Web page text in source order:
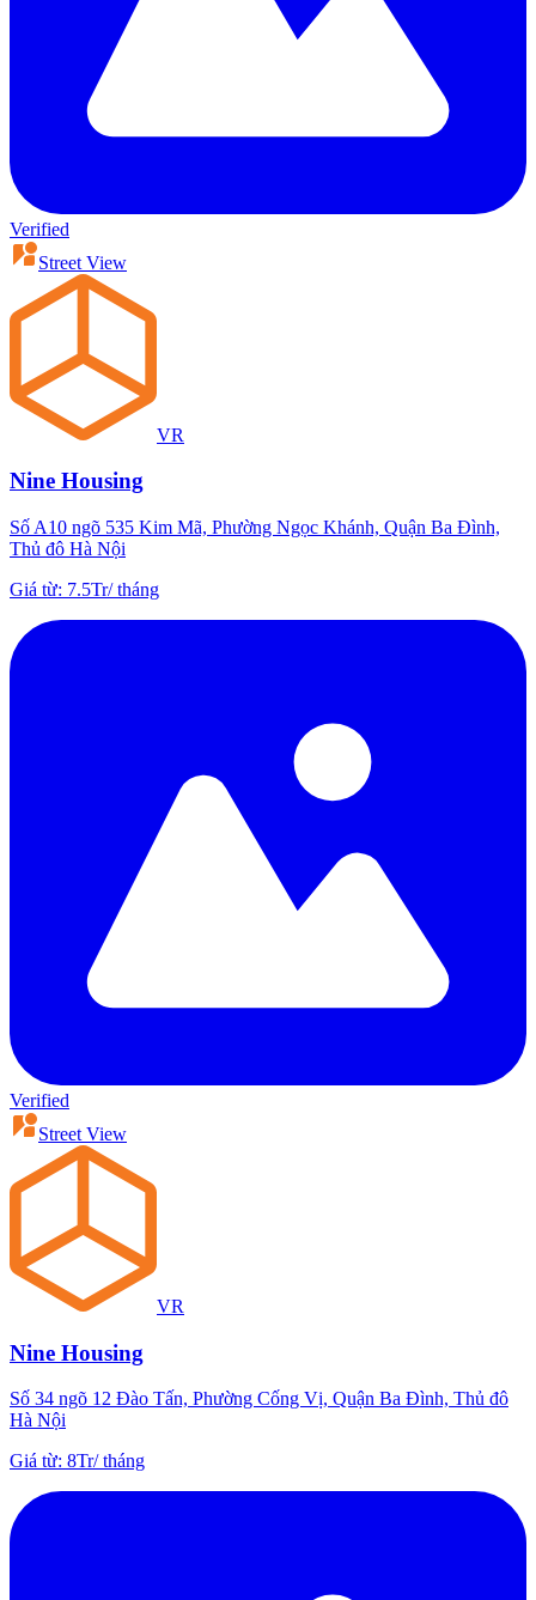
Verified
Street View
VR
Nine Housing
Số A10 ngõ 535 Kim Mã, Phường Ngọc Khánh, Quận Ba Đình,
Thủ đô Hà Nội
Giá từ: 7.5Tr/tháng
Verified
Street View
VR
Nine Housing
Số 34 ngõ 12 Đào Tấn, Phường Cống Vị, Quận Ba Đình, Thủ đô
Hà Nội
Giá từ: 8Tr/tháng